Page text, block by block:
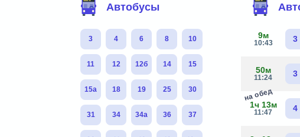
Автобусы
3 4 6 8 10
11 12 12б 14 15
15а 18 19 25 30
31 34 34а 36 37
9м
10:43 3
50м
11:24 3
1ч 13м
11:47
на обед
4